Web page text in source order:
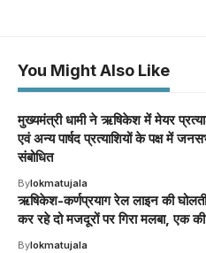
You Might Also Like
मुख्यमंत्री धामी ने ऋषिकेश में मेयर
एवं अन्य पार्षद प्रत्याशियों के पक्ष में
संबोधित
Bylokmatujala
ऋषिकेश-कर्णप्रयाग रेल लाइन की
कर रहे दो मजदूरों पर गिरा मलबा, एक
Bylokmatujala